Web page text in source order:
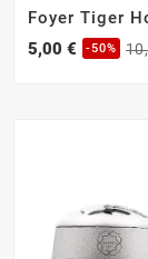
Foyer Tiger
5,00 € -50%